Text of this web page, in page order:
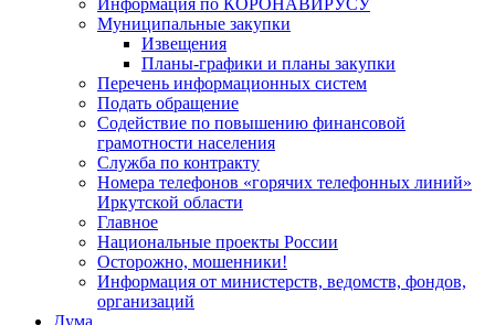
Муниципальные закупки
Извещения
Планы-графики и планы закупки
Перечень информационных систем
Подать обращение
Содействие по повышению финансовой
грамотности населения
Служба по контракту
Номера телефонов «горячих телефонных линий»
Иркутской области
Главное
Национальные проекты России
Осторожно, мошенники!
Информация от министерств, ведомств, фондов,
организаций
Дума